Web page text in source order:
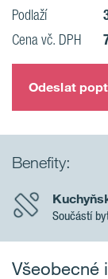
Podlaží
Cena vč. DPH
Odeslat
Benefity:
Součástí
Všeobecné